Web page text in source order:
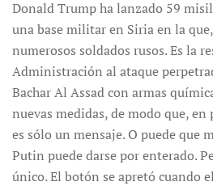
Donald Trump ha lanzado 59
una base militar en Siria en la
numerosos soldados rusos. Es la
Administración al ataque
Bachar Al Assad con armas
nuevas medidas, de modo que,
es sólo un mensaje. O puede que
Putin puede darse por enterado.
único. El botón se apretó cuando